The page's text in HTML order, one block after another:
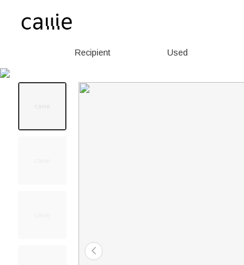
Recipient Used